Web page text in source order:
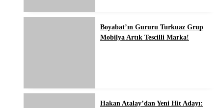
Boyabat’ın Gururu Turkuaz Grup
Mobilya Artık Tescilli Marka!
Hakan Atalay’dan Yeni Hit Adayı: